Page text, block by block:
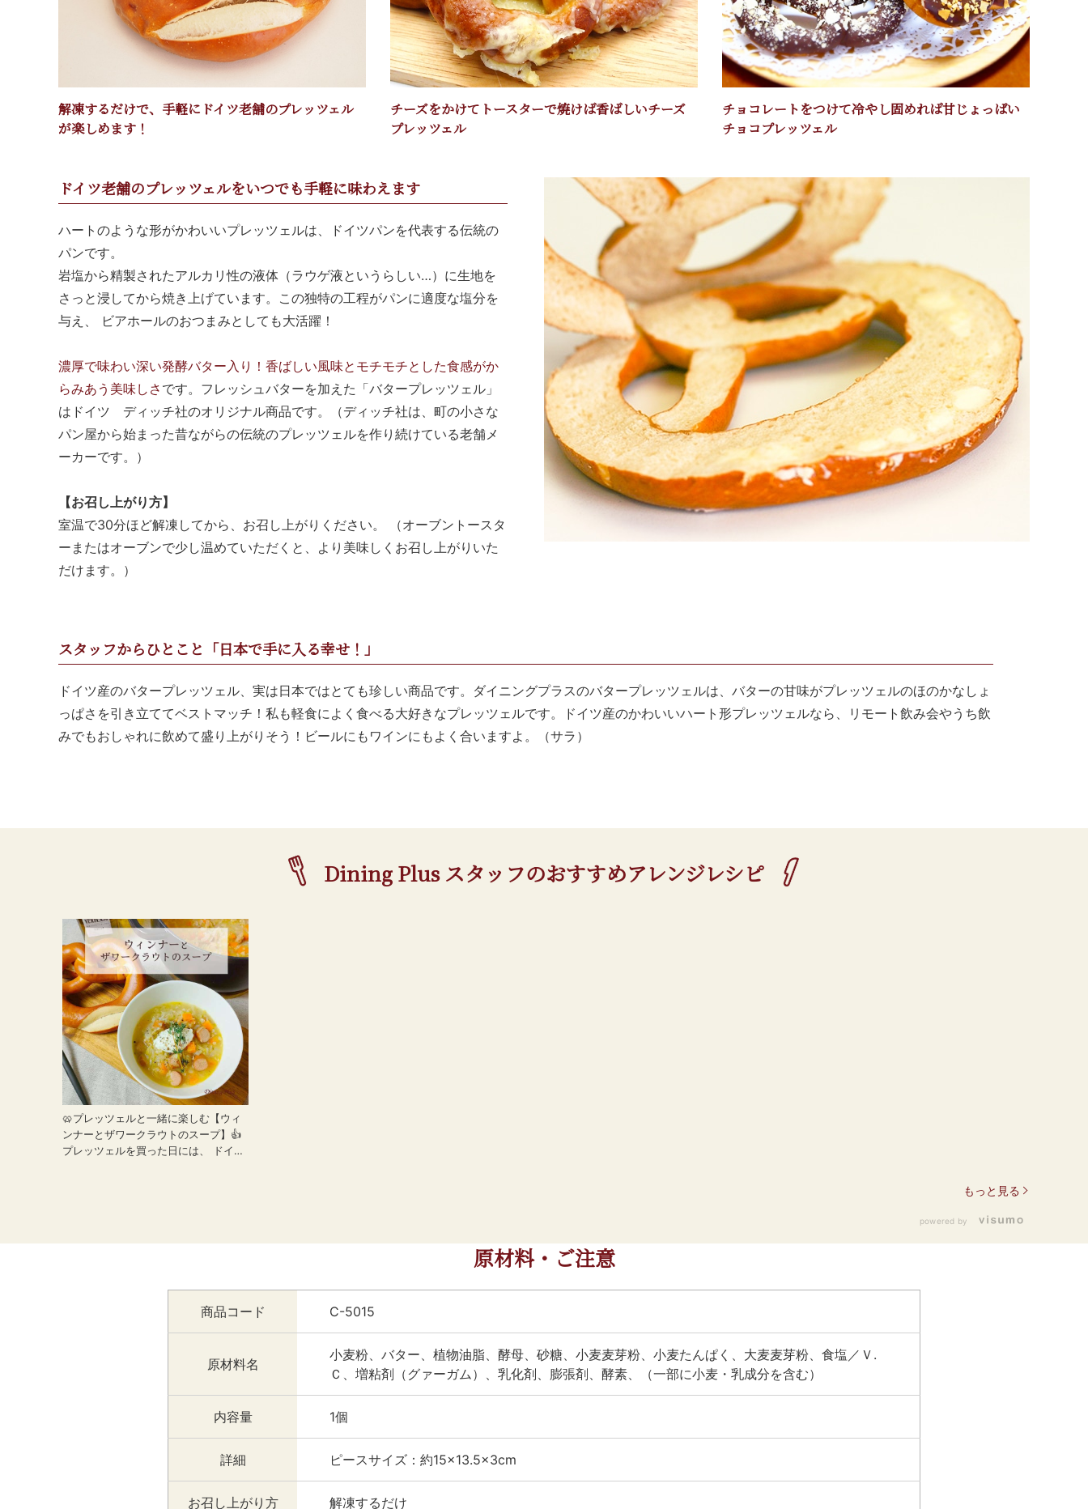
解凍するだけで、手軽にドイツ老舗のプレッツェル
が楽しめます！
チーズをかけてトースターで焼けば香ばしいチーズ
プレッツェル
チョコレートをつけて冷やし固めれば甘じょっぱい
チョコプレッツェル
ドイツ老舗のプレッツェルをいつでも手軽に味わえます
ハートのような形がかわいいプレッツェルは、ドイツパンを代表する伝統の
パンです。
岩塩から精製されたアルカリ性の液体（ラウゲ液というらしい…）に生地を
さっと浸してから焼き上げています。この独特の工程がパンに適度な塩分を
与え、 ビアホールのおつまみとしても大活躍！
濃厚で味わい深い発酵バター入り！香ばしい風味とモチモチとした食感がか
らみあう美味しさ です。フレッシュバターを加えた「バタープレッツェル」
はドイツ ディッチ社のオリジナル商品です。（ディッチ社は、町の小さな
パン屋から始まった昔ながらの伝統のプレッツェルを作り続けている老舗メ
ーカーです。）
【お召し上がり方】
室温で30分ほど解凍してから、お召し上がりください。 （オーブントースタ
ーまたはオーブンで少し温めていただくと、より美味しくお召し上がりいた
だけます。）
スタッフからひとこと「日本で手に入る幸せ！」
ドイツ産のバタープレッツェル、実は日本ではとても珍しい商品です。ダイニングプラスのバタープレッツェルは、バターの甘味がプレッツェルのほのかなしょ
っぱさを引き立ててベストマッチ！私も軽食によく食べる大好きなプレッツェルです。ドイツ産のかわいいハート形プレッツェルなら、リモート飲み会やうち飲
みでもおしゃれに飲めて盛り上がりそう！ビールにもワインにもよく合いますよ。（サラ）
🥨プレッツェルと一緒に楽しむ【ウィ
ンナーとザワークラウトのスープ】👍
プレッツェルを買った日には、 ドイツ
嬉しい。 ぷちっとした食感が楽しめる
------------------------ ⇒【ウィンナ
------------------------------ ⇒【プ
チモチ食感 --------------------------
----------- @dining_plus から こちら
の商品をお買い求めいただけます🛒✨️
（オンラインショップはコチラ）
bit.ly/diningplus-onlineshop ↓（作
もっと見る
powered by
原材料・ご注意
商品コード C-5015
原材料名
小麦粉、バター、植物油脂、酵母、砂糖、小麦麦芽粉、小麦たんぱく、大麦麦芽粉、食塩／Ｖ.
Ｃ、増粘剤（グァーガム）、乳化剤、膨張剤、酵素、（一部に小麦・乳成分を含む）
内容量 1個
詳細 ピースサイズ：約15×13.5×3cm
お召し上がり方 解凍するだけ